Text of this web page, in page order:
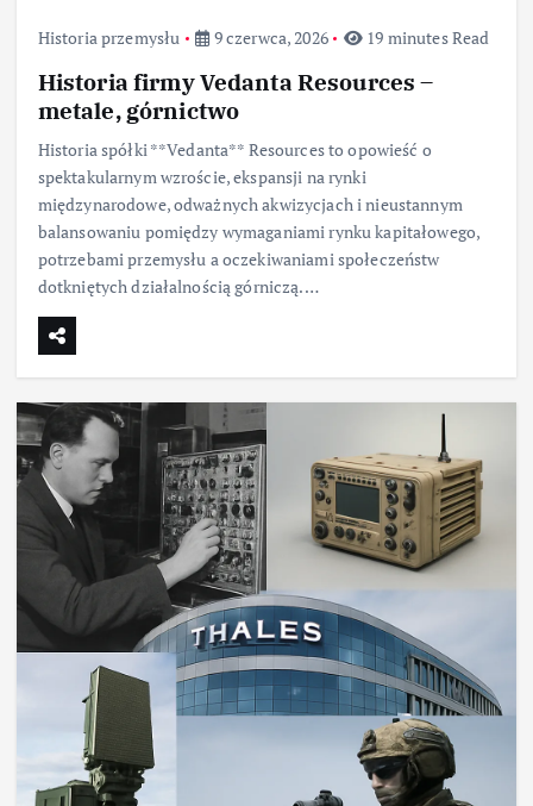
Historia przemysłu 9 czerwca, 2026 19 minutes Read
Historia firmy Vedanta Resources –
metale, górnictwo
Historia spółki **Vedanta** Resources to opowieść o
spektakularnym wzroście, ekspansji na rynki
międzynarodowe, odważnych akwizycjach i nieustannym
balansowaniu pomiędzy wymaganiami rynku kapitałowego,
potrzebami przemysłu a oczekiwaniami społeczeństw
dotkniętych działalnością górniczą.…